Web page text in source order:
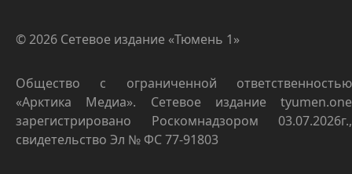
© 2026 Сетевое издание «Тюмень 1»
Общество с ограниченной ответственностью
«Арктика Медиа». Сетевое издание tyumen.one
зарегистрировано Роскомнадзором 03.07.2026г.,
свидетельство Эл № ФС 77-91803